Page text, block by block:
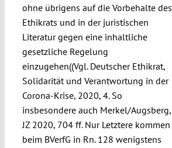
ohne übrigens auf die Vorbehalte des
Ethikrats und in der juristischen
Literatur gegen eine inhaltliche
gesetzliche Regelung
einzugehen((Vgl. Deutscher Ethikrat,
Solidarität und Verantwortung in der
Corona-Krise, 2020, 4. So
insbesondere auch Merkel/Augsberg,
JZ 2020, 704 ff. Nur Letztere kommen
beim BVerfG in Rn. 128 wenigstens